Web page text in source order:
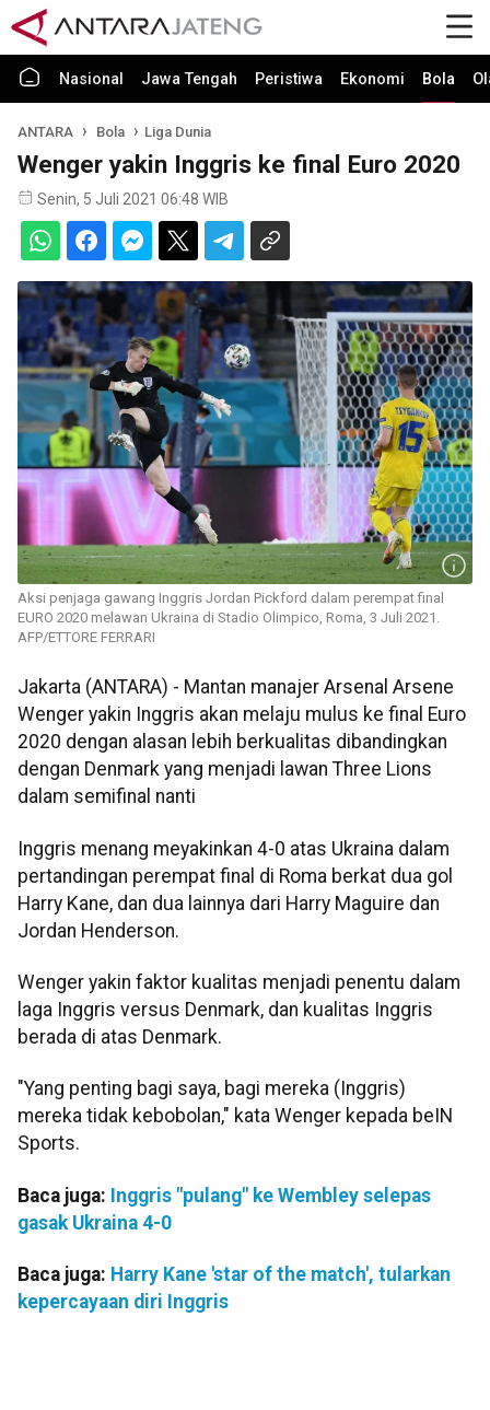
Nasional Jawa Tengah Peristiwa Ekonomi Bola
ANTARA Bola Liga Dunia
Wenger yakin Inggris ke final Euro 2020
Senin, 5 Juli 2021 06:48 WIB
Aksi penjaga gawang Inggris Jordan Pickford dalam perempat final
EURO 2020 melawan Ukraina di Stadio Olimpico, Roma, 3 Juli 2021.
AFP/ETTORE FERRARI
Jakarta (ANTARA) - Mantan manajer Arsenal Arsene
Wenger yakin Inggris akan melaju mulus ke final Euro
2020 dengan alasan lebih berkualitas dibandingkan
dengan Denmark yang menjadi lawan Three Lions
dalam semifinal nanti
Inggris menang meyakinkan 4-0 atas Ukraina dalam
pertandingan perempat final di Roma berkat dua gol
Harry Kane, dan dua lainnya dari Harry Maguire dan
Jordan Henderson.
Wenger yakin faktor kualitas menjadi penentu dalam
laga Inggris versus Denmark, dan kualitas Inggris
berada di atas Denmark.
"Yang penting bagi saya, bagi mereka (Inggris)
mereka tidak kebobolan," kata Wenger kepada beIN
Sports.
Baca juga: Inggris "pulang" ke Wembley selepas
gasak Ukraina 4-0
Baca juga: Harry Kane 'star of the match', tularkan
kepercayaan diri Inggris